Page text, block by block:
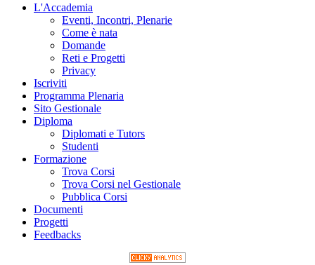
L'Accademia
Eventi, Incontri, Plenarie
Come è nata
Domande
Reti e Progetti
Privacy
Iscriviti
Programma Plenaria
Sito Gestionale
Diploma
Diplomati e Tutors
Studenti
Formazione
Trova Corsi
Trova Corsi nel Gestionale
Pubblica Corsi
Documenti
Progetti
Feedbacks